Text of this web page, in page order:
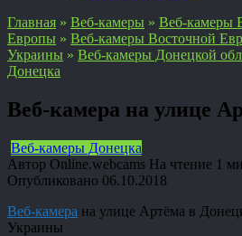
Главная » Веб-камеры » Веб-камеры
Европы » Веб-камеры Восточной
Украины » Веб-камеры Донецкой
Донецка
Веб-камера на улице
Веб-камеры Донецка
Автор Online.webcams На чтение 1
Опубликовано 06.10.2018
Веб-камера на улице Артёма в
Украины